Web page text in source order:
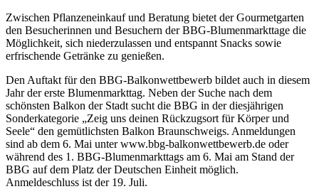
Zwischen Pflanzeneinkauf und Beratung bietet der Gourmetgarten
den Besucherinnen und Besuchern der BBG-Blumenmarkttage die
Möglichkeit, sich niederzulassen und entspannt Snacks sowie
erfrischende Getränke zu genießen.
Den Auftakt für den BBG-Balkonwettbewerb bildet auch in diesem
Jahr der erste Blumenmarkttag. Neben der Suche nach dem
schönsten Balkon der Stadt sucht die BBG in der diesjährigen
Sonderkategorie „Zeig uns deinen Rückzugsort für Körper und
Seele“ den gemütlichsten Balkon Braunschweigs. Anmeldungen
sind ab dem 6. Mai unter www.bbg-balkonwettbewerb.de oder
während des 1. BBG-Blumenmarkttags am 6. Mai am Stand der
BBG auf dem Platz der Deutschen Einheit möglich.
Anmeldeschluss ist der 19. Juli.